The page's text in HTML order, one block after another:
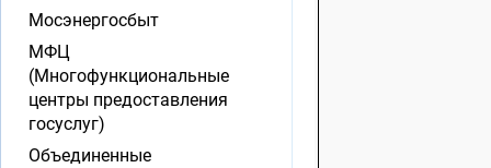
Мосэнергосбыт
МФЦ
(Многофункциональные
центры предоставления
госуслуг)
Объединенные